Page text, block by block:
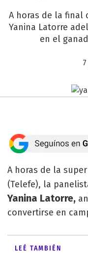
A horas de la final
Yanina Latorre
en el
A horas de la
(Telefe), la
Yanina Latorre,
convertirse en
LEÉ TAMBIÉN